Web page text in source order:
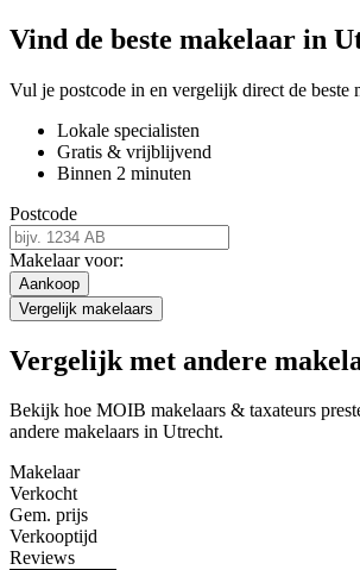
Vind de beste makelaar in
Vul je postcode in en vergelijk direct de beste
Lokale specialisten
Gratis & vrijblijvend
Binnen 2 minuten
Postcode
Makelaar voor:
Aankoop
Vergelijk makelaars
Vergelijk met andere
Bekijk hoe MOIB makelaars & taxateurs
andere makelaars in Utrecht.
Makelaar
Verkocht
Gem. prijs
Verkooptijd
Reviews